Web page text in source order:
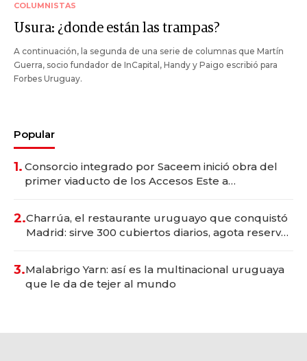
COLUMNISTAS
Usura: ¿donde están las trampas?
A continuación, la segunda de una serie de columnas que Martín
Guerra, socio fundador de InCapital, Handy y Paigo escribió para
Forbes Uruguay.
Popular
1. Consorcio integrado por Saceem inició obra del
primer viaducto de los Accesos Este a
2.Charrúa, el restaurante uruguayo que conquistó
Madrid: sirve 300 cubiertos diarios, agota reservas
3.Malabrigo Yarn: así es la multinacional uruguaya
que le da de tejer al mundo